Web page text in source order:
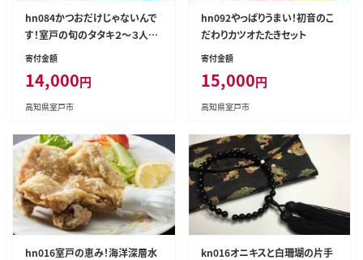
hn084かつおだけじゃないんで
す！室戸の旬のタタキ２～３人前
【特製たれ付き】
寄付金額
14,000円
高知県室戸市
hn092やっぱりうまい！初音のこ
だわりカツオたたきセット
寄付金額
15,000円
高知県室戸市
hn016室戸の恵み！海洋深層水
kn016オニキスと白珊瑚の片手